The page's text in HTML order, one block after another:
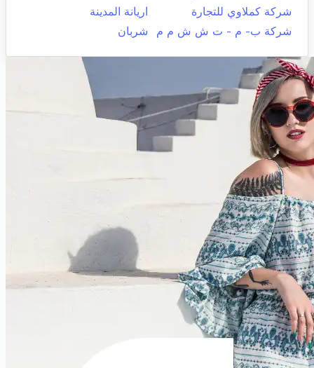
شركة كملاوي للتجارة
اريانة المدينة
شركة ب- م - ت ش ش م م
شربان